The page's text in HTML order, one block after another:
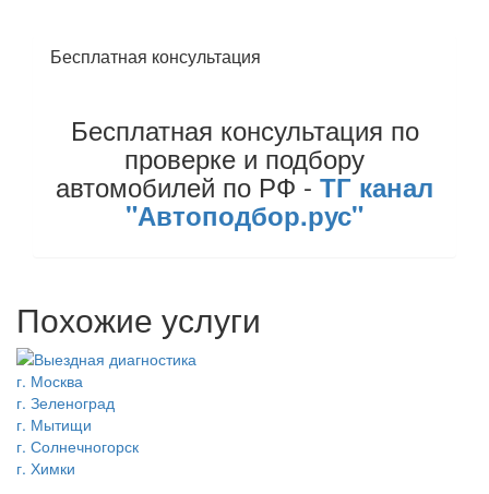
Бесплатная консультация
Бесплатная консультация по
проверке и подбору
автомобилей по РФ - ТГ канал
"Автоподбор.рус"
Похожие услуги
г. Москва
г. Зеленоград
г. Мытищи
г. Солнечногорск
г. Химки